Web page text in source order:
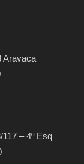
Aravaca
– 4º Esq